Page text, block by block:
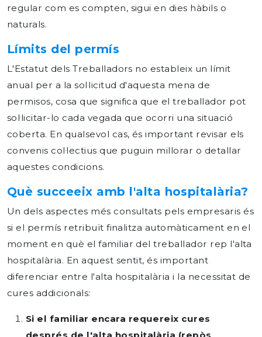
regular com es compten, sigui en dies hàbils o
naturals.
Límits del permís
L'Estatut dels Treballadors no estableix un límit
anual per a la sol·licitud d'aquesta mena de
permisos, cosa que significa que el treballador pot
sol·licitar-lo cada vegada que ocorri una situació
coberta. En qualsevol cas, és important revisar els
convenis col·lectius que puguin millorar o detallar
aquestes condicions.
Què succeeix amb l'alta hospitalària?
Un dels aspectes més consultats pels empresaris és
si el permís retribuït finalitza automàticament en el
moment en què el familiar del treballador rep l'alta
hospitalària. En aquest sentit, és important
diferenciar entre l'alta hospitalària i la necessitat de
cures addicionals:
Si el familiar encara requereix cures